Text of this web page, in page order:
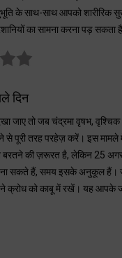
के साथ-साथ आपको शारीरिक
का सामना करना पड़ सकता
दिन
जाए तो जब चंद्रमा वृषभ,
लेने से पूरी तरह परहेज़ करें। इस
बरतने की ज़रूरत है, लेकिन 25
सकते हैं, समय इसके अनुकूल हैं।
को काबू में रखें। यह आपके